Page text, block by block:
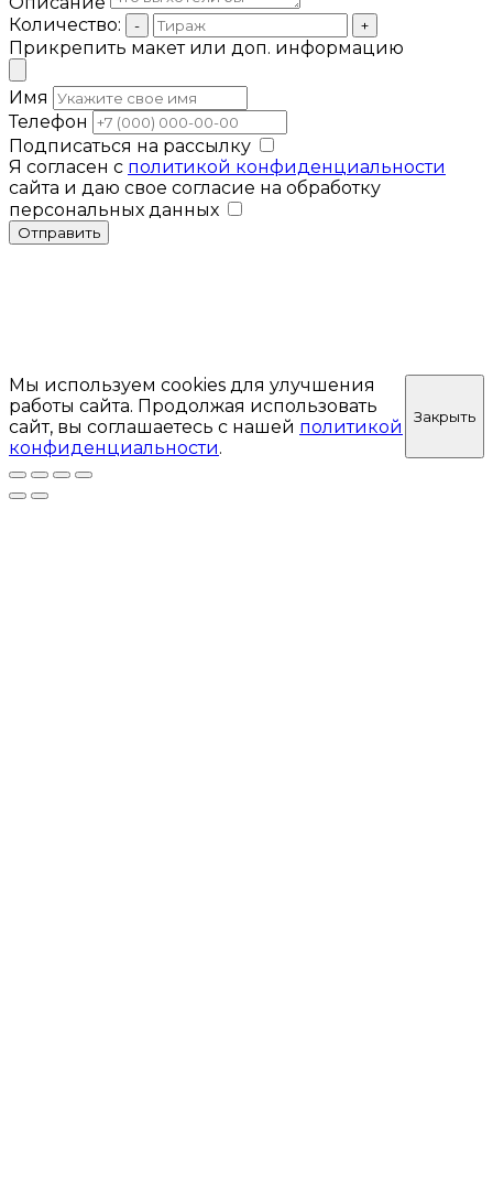
Количество:
- +
Прикрепить макет или доп. информацию
Имя
Телефон
Подписаться на рассылку
Я согласен с политикой конфиденциальности
сайта и даю свое согласие на обработку
персональных данных
Отправить
Мы используем cookies для улучшения
работы сайта. Продолжая использовать
сайт, вы соглашаетесь с нашей политикой
конфиденциальности.
Закрыть